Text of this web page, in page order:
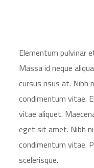
Elementum pulvinar
Massa id neque
cursus risus at. Nibh
condimentum vitae.
vitae aliquet.
eget sit amet. Nibh
condimentum vitae.
scelerisque.